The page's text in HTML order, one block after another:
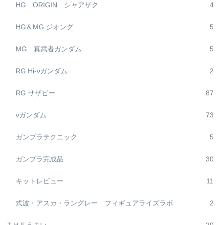
HG ORIGIN シャアザク 4
HG＆MG ジオング 5
MG 真武者ガンダム 5
RG Hi-νガンダム 2
RG サザビー 87
νガンダム 73
ガンプラテクニック 5
ガンプラ完成品 30
キットレビュー 11
式波・アスカ・ラングレー フィギュアライズラボ 2